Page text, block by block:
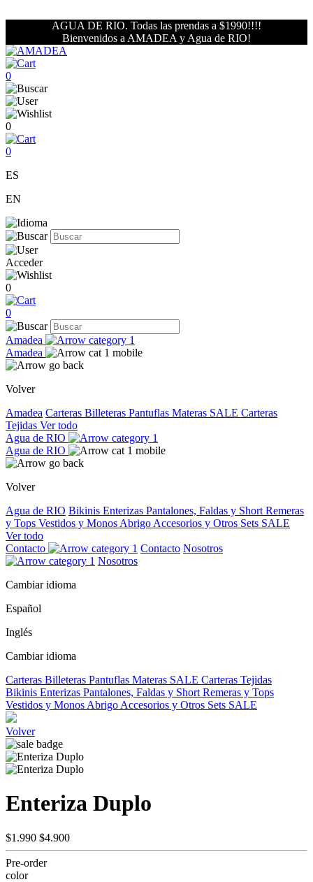
AGUA DE RIO. Todas las prendas a $1990!!!!
Bienvenidos a AMADEA y Agua de RIO!
0
0
0
ES
EN
Acceder
0
0
Amadea
Amadea
Volver
Amadea Carteras Billeteras Pantuflas Materas SALE Carteras
Tejidas Ver todo
Agua de RIO
Agua de RIO
Volver
Agua de RIO Bikinis Enterizas Pantalones, Faldas y Short Remeras
y Tops Vestidos y Monos Abrigo Accesorios y Otros Sets SALE
Ver todo
Contacto
Contacto Nosotros
Nosotros
Cambiar idioma
Español
Inglés
Cambiar idioma
Carteras Billeteras Pantuflas Materas SALE Carteras Tejidas
Bikinis Enterizas Pantalones, Faldas y Short Remeras y Tops
Vestidos y Monos Abrigo Accesorios y Otros Sets SALE
Volver
Enteriza Duplo
$1.990 $4.900
Pre-order
color